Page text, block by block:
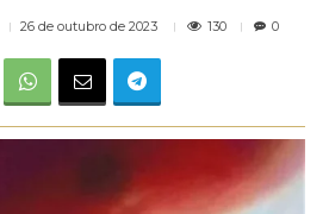
26 de outubro de 2023 130 0